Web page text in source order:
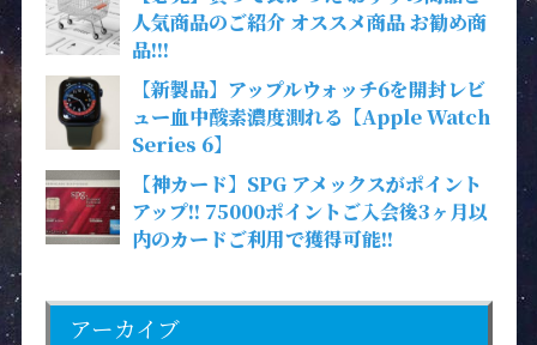
人気商品のご紹介 オススメ商品 お勧め商
品!!!
【新製品】アップルウォッチ6を開封レビ
ュー血中酸素濃度測れる【Apple Watch
Series 6】
【神カード】SPG アメックスがポイント
アップ!! 75000ポイントご入会後3ヶ月以
内のカードご利用で獲得可能!!
アーカイブ